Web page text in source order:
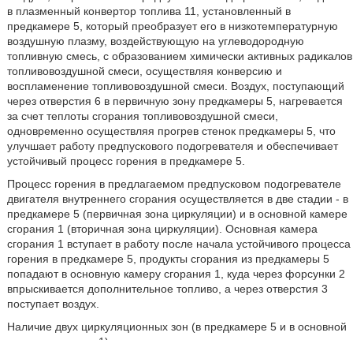
в плазменный конвертор топлива 11, установленный в
предкамере 5, который преобразует его в низкотемпературную
воздушную плазму, воздействующую на углеводородную
топливную смесь, с образованием химически активных радикалов
топливовоздушной смеси, осуществляя конверсию и
воспламенение топливовоздушной смеси. Воздух, поступающий
через отверстия 6 в первичную зону предкамеры 5, нагревается
за счет теплоты сгорания топливовоздушной смеси,
одновременно осуществляя прогрев стенок предкамеры 5, что
улучшает работу предпускового подогревателя и обеспечивает
устойчивый процесс горения в предкамере 5.
Процесс горения в предлагаемом предпусковом подогревателе
двигателя внутреннего сгорания осуществляется в две стадии - в
предкамере 5 (первичная зона циркуляции) и в основной камере
сгорания 1 (вторичная зона циркуляции). Основная камера
сгорания 1 вступает в работу после начала устойчивого процесса
горения в предкамере 5, продукты сгорания из предкамеры 5
попадают в основную камеру сгорания 1, куда через форсунки 2
впрыскивается дополнительное топливо, а через отверстия 3
поступает воздух.
Наличие двух циркуляционных зон (в предкамере 5 и в основной